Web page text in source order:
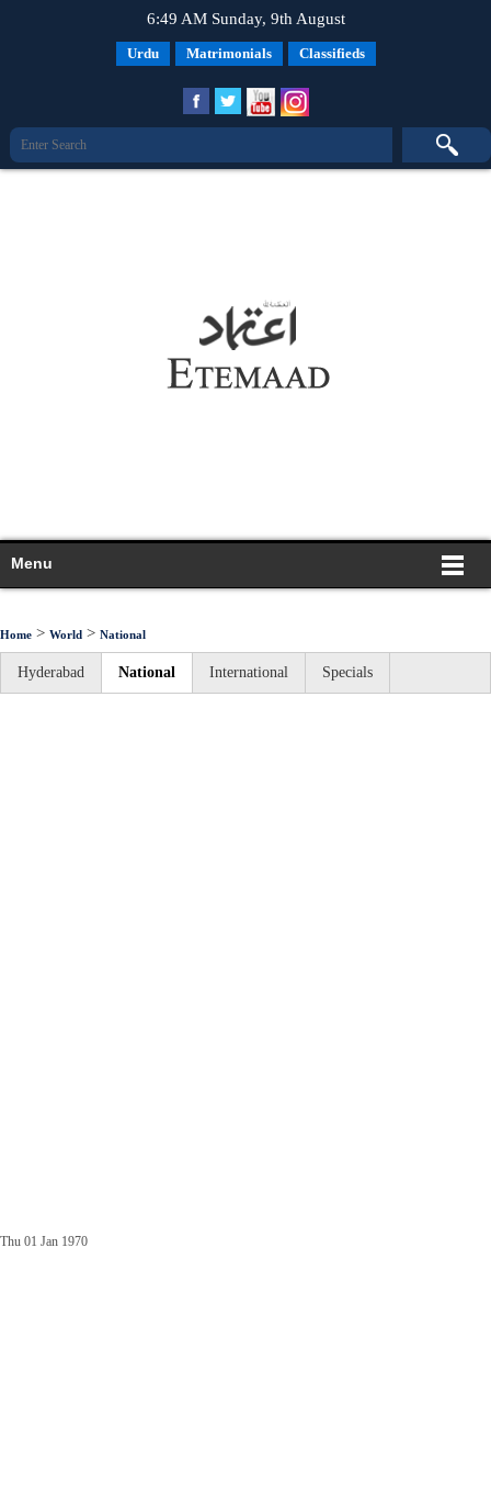
6:49 AM Sunday, 9th August
Urdu Matrimonials Classifieds
Menu
Home > World > National
Hyderabad National International Specials
Thu 01 Jan 1970